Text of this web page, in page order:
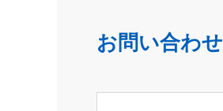
お問い合わせ